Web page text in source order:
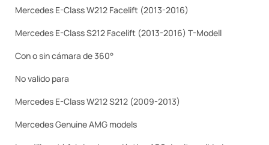
Mercedes E-Class W212 Facelift (2013-2016)
Mercedes E-Class S212 Facelift (2013-2016) T-Modell
Con o sin cámara de 360°
No valido para
Mercedes E-Class W212 S212 (2009-2013)
Mercedes Genuine AMG models